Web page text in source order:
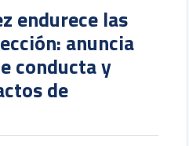
endurece las
anuncia
conducta y
de